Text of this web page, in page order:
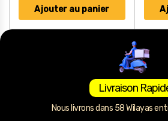
Ajouter au panier
Livraison
Nous livrons dans 58 Wilayas